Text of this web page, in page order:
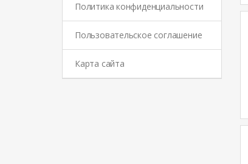
Политика конфиденциальности
Пользовательское соглашение
Карта сайта